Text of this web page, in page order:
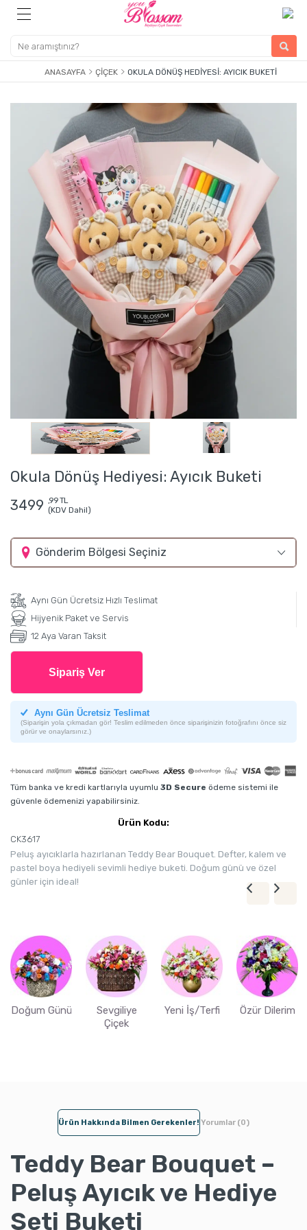
ANASAYFA ÇIÇEK OKULA DÖNÜŞ HEDIYESI: AYICIK BUKETI
Okula Dönüş Hediyesi: Ayıcık Buketi
3499 ,99 TL
(KDV Dahil)
Gönderim Bölgesi Seçiniz
Aynı Gün Ücretsiz Hızlı Teslimat
Hijyenik Paket ve Servis
12 Aya Varan Taksit
Sipariş Ver
Aynı Gün Ücretsiz Teslimat
(Siparişin yola çıkmadan gör! Teslim edilmeden önce siparişinizin fotoğrafını önce siz
görür ve onaylarsınız.)
Tüm banka ve kredi kartlarıyla uyumlu 3D Secure ödeme sistemi ile
güvenle ödemenizi yapabilirsiniz.
Ürün Kodu:
CK3617
Peluş ayıcıklarla hazırlanan Teddy Bear Bouquet. Defter, kalem ve
pastel boya hediyeli sevimli hediye buketi. Doğum günü ve özel
günler için ideal!
Doğum Günü
Sevgiliye
Çiçek
Yeni İş/Terfi Özür Dilerim
Ürün Hakkında Bilmen Gerekenler! Yorumlar (0)
Teddy Bear Bouquet –
Peluş Ayıcık ve Hediye
Seti Buketi